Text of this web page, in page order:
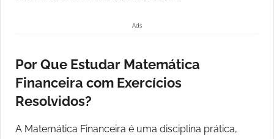
Ads
Por Que Estudar Matemática
Financeira com Exercícios
Resolvidos?
A Matemática Financeira é uma disciplina prática,